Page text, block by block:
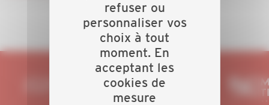
refuser ou
personnaliser vos
choix à tout
moment. En
acceptant les
cookies de
mesure